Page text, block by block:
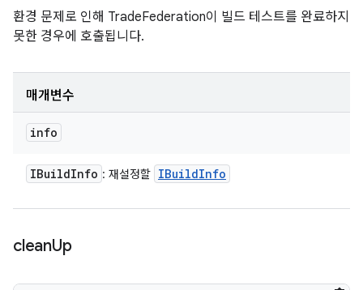
환경 문제로 인해 TradeFederation이 빌드 테스트를 완료하지
못한 경우에 호출됩니다.
매개변수
info
IBuildInfo : 재설정할 IBuildInfo
cleanUp